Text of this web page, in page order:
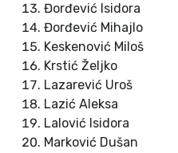
Đorđević Isidora
Đorđević Mihajlo
Keskenović Miloš
Krstić Željko
Lazarević Uroš
Lazić Aleksa
Lalović Isidora
Marković Dušan